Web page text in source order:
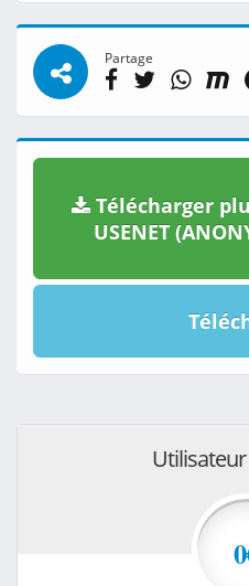
Partage
Télécharger
USENET